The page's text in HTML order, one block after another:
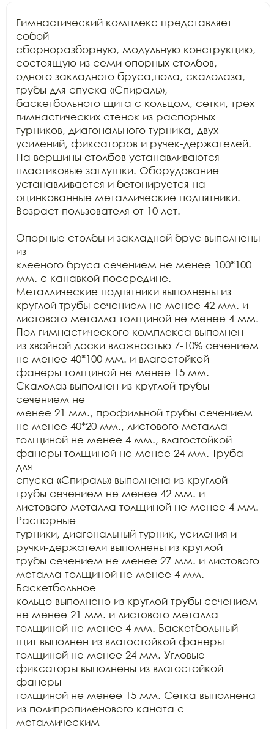
Гимнастический комплекс представляет
собой
сборноразборную, модульную конструкцию,
состоящую из семи опорных столбов,
одного закладного бруса,пола, скалолаза,
трубы для спуска «Спираль»,
баскетбольного щита с кольцом, сетки, трех
гимнастических стенок из распорных
турников, диагонального турника, двух
усилений, фиксаторов и ручек-держателей.
На вершины столбов устанавливаются
пластиковые заглушки. Оборудование
устанавливается и бетонируется на
оцинкованные металлические подпятники.
Возраст пользователя от 10 лет.
Опорные столбы и закладной брус выполнены
из
клееного бруса сечением не менее 100*100
мм. с канавкой посередине.
Металлические подпятники выполнены из
круглой трубы сечением не менее 42 мм. и
листового металла толщиной не менее 4 мм.
Пол гимнастического комплекса выполнен
из хвойной доски влажностью 7-10% сечением
не менее 40*100 мм. и влагостойкой
фанеры толщиной не менее 15 мм.
Скалолаз выполнен из круглой трубы
сечением не
менее 21 мм., профильной трубы сечением
не менее 40*20 мм., листового металла
толщиной не менее 4 мм., влагостойкой
фанеры толщиной не менее 24 мм. Труба
для
спуска «Спираль» выполнена из круглой
трубы сечением не менее 42 мм. и
листового металла толщиной не менее 4 мм.
Распорные
турники, диагональный турник, усиления и
ручки-держатели выполнены из круглой
трубы сечением не менее 27 мм. и листового
металла толщиной не менее 4 мм.
Баскетбольное
кольцо выполнено из круглой трубы сечением
не менее 21 мм. и листового металла
толщиной не менее 4 мм. Баскетбольный
щит выполнен из влагостойкой фанеры
толщиной не менее 24 мм. Угловые
фиксаторы выполнены из влагостойкой
фанеры
толщиной не менее 15 мм. Сетка выполнена
из полипропиленового каната с
металлическим